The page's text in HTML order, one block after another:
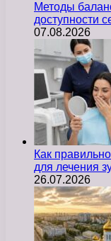
Методы
доступности
07.08.2026
Как
для лечения
26.07.2026